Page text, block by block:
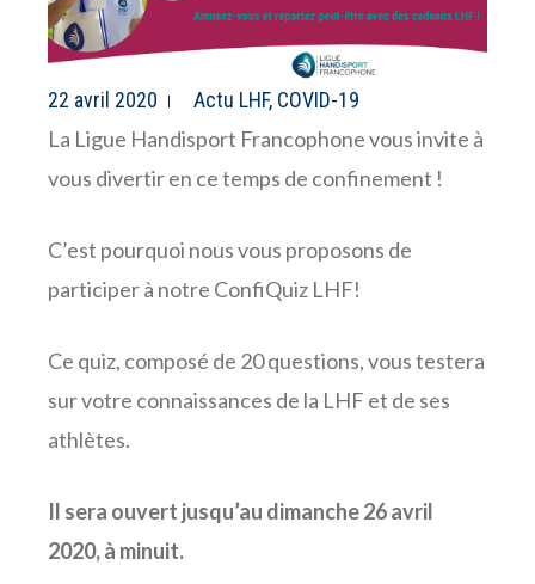
22 avril 2020 Actu LHF, COVID-19
La Ligue Handisport Francophone vous invite à
vous divertir en ce temps de confinement !
C’est pourquoi nous vous proposons de
participer à notre ConfiQuiz LHF!
Ce quiz, composé de 20 questions, vous testera
sur votre connaissances de la LHF et de ses
athlètes.
Il sera ouvert jusqu’au dimanche 26 avril
2020, à minuit.